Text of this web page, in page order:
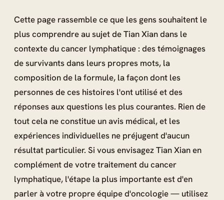
Cette page rassemble ce que les gens souhaitent le
plus comprendre au sujet de Tian Xian dans le
contexte du cancer lymphatique : des témoignages
de survivants dans leurs propres mots, la
composition de la formule, la façon dont les
personnes de ces histoires l'ont utilisé et des
réponses aux questions les plus courantes. Rien de
tout cela ne constitue un avis médical, et les
expériences individuelles ne préjugent d'aucun
résultat particulier. Si vous envisagez Tian Xian en
complément de votre traitement du cancer
lymphatique, l'étape la plus importante est d'en
parler à votre propre équipe d'oncologie — utilisez